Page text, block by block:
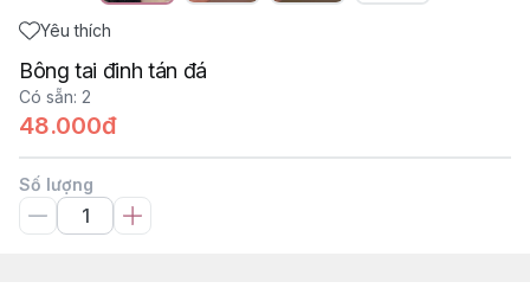
Yêu thích
Bông tai đinh tán đá
Có sẵn: 2
48.000đ
Số lượng